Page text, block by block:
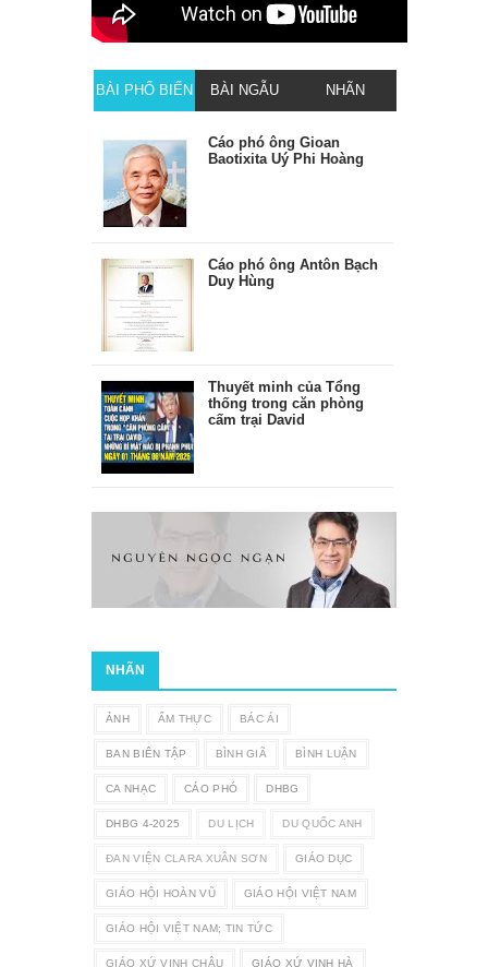
BÀI PHỔ BIẾN BÀI NGẪU NHÃN
Cáo phó ông Gioan
Baotixita Uý Phi Hoàng
Cáo phó ông Antôn Bạch
Duy Hùng
Thuyết minh của Tổng
thống trong căn phòng
cấm trại David
NHÃN
ẢNH ẨM THỰC BÁC ÁI
BAN BIÊN TẬP BÌNH GIÃ BÌNH LUẬN
CA NHẠC CÁO PHÓ DHBG
DHBG 4-2025 DU LỊCH DU QUỐC ANH
ĐAN VIỆN CLARA XUÂN SƠN GIÁO DỤC
GIÁO HỘI HOÀN VŨ GIÁO HỘI VIỆT NAM
GIÁO HỘI VIỆT NAM; TIN TỨC
GIÁO XỨ VINH CHÂU GIÁO XỨ VINH HÀ